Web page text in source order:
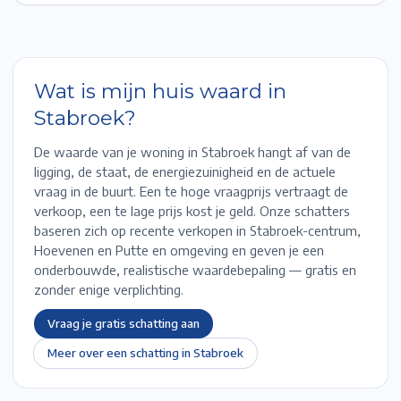
Wat is mijn huis waard in
Stabroek?
De waarde van je woning in Stabroekhangt af van de
ligging, de staat, de energiezuinigheid en de actuele
vraag in de buurt. Een te hoge vraagprijs vertraagt de
verkoop, een te lage prijs kost je geld. Onze schatters
baseren zich op recente verkopen in Stabroek-centrum,
Hoevenen en Putte en omgeving en geven je een
onderbouwde, realistische waardebepaling — gratis en
zonder enige verplichting.
Vraag je gratis schatting aan
Meer over een schatting in Stabroek